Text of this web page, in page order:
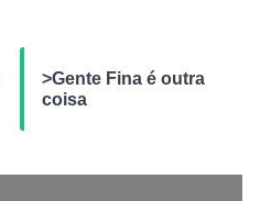
>Gente Fina é outra
coisa